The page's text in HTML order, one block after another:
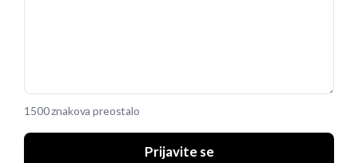
1500 znakova preostalo
Prijavite se